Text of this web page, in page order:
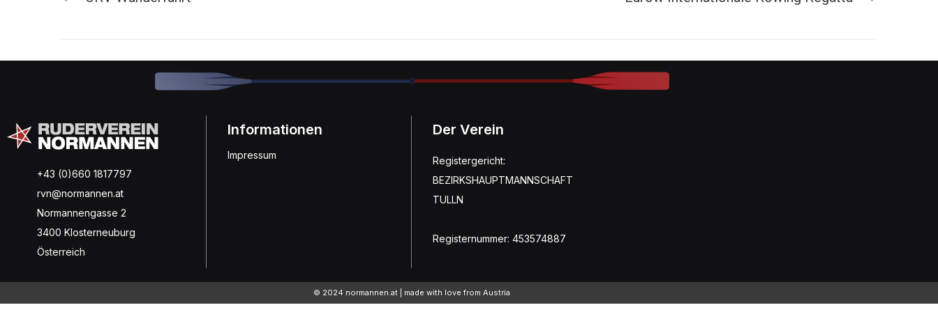
+43 (0)660 1817797
rvn@normannen.at
Normannengasse 2
3400 Klosterneuburg
Österreich
Informationen
Impressum
Der Verein
Registergericht:
BEZIRKSHAUPTMANNSCHAFT
TULLN
Registernummer: 453574887
© 2024 normannen.at | made with love from Austria